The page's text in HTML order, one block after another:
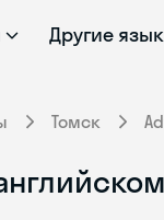
Другие
Томск